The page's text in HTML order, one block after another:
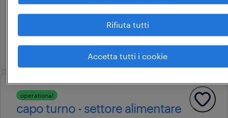
tempo determinato
22.000 € - 28.000 € annuale
24 luglio 2026
operational
capo turno - settore alimentare
Rifiuta tutti
Accetta tutti i cookie